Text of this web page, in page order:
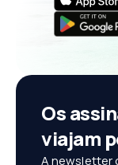
Os
viajam
A newsletter